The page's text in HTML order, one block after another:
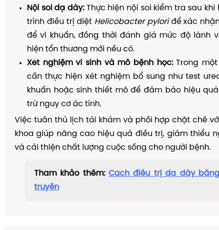
Nội soi dạ dày:Thực hiện nội soi kiểm tra sau khi
trình điều trị diệt Helicobacter pyloriđể xác
để vi khuẩn, đồng thời đánh giá mức độ lành
hiện tổn thương mới nếu có.
Xét nghiệm vi sinh và mô bệnh học:Trong một
cần thực hiện xét nghiệm bổ sung như test
khuẩn hoặc sinh thiết mô để đảm bảo hiệu
trừ nguy cơ ác tính.
Việc tuân thủ lịch tái khám và phối hợp chặt chẽ
khoa giúp nâng cao hiệu quả điều trị, giảm thiểu
và cải thiện chất lượng cuộc sống cho người bệnh.
Tham khảo thêm:Cách điều trị dạ dày
truyền